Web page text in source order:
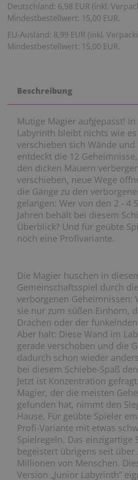
Deutschland: 6,98 EUR (inkl.
Mindestbestellwert: 15,00 EUR.
EU-Ausland: 8,99 EUR (inkl.
Mindestbestellwert: 15,00 EUR.
Beschreibung
Mutige Magier aufgepasst! In
Labyrinth bleibt nichts wie
verschieben sich Wände und
entdeckt die 12
den dicken Mauern
verschieben, neue Wege
die Gänge zu den
gelangen: Wer von den 2 - 4
Jahren behält bei diesem
Überblick? Und für geübte
noch eine Profivariante.
Die Magier huschen in
Gemeinschaftsspiel durch
verborgenen Geheimnissen:
sie nur zum süßen Einhorn,
Drachen oder der
Aber halt: Diese Wand im
gerade verschoben und die
dadurch schon wieder
bei diesem Schiebe-Spaß
Jetzt ist Konzentration
Magier, der die meisten
gefunden hat, nimmt den
Hause. Für geübte Spieler
Profi-Variante mit etwas
Spielregeln. Das einzigartige
begeistert übrigens seit über
Millionen von Menschen.
Version „Junior Labyrinth“